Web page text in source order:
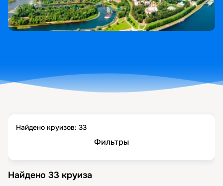
Найдено круизов: 33
Фильтры
Найдено 33 круиза